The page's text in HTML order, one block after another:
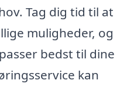
Tag dig tid til at
muligheder, og
bedst til dine
kan